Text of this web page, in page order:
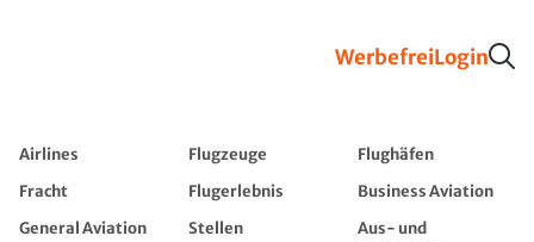
WerbefreiLogin
Airlines Flugzeuge
Flughäfen
Fracht
Flugerlebnis
Business Aviation
General Aviation
Stellen
Aus- und